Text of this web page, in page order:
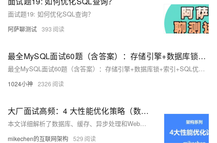
面试题19: 如何优化SQL查询？
阿萨聊测试 393
最全MySQL面试60题（含答案）：存储引擎+数据库锁+索引+SQL优化等
最全MySQL面试60题（含答案）：存储引擎+数据库锁+索引+SQL优化等
1024小神 2326
大厂面试高频：4 大性能优化策略（数据库、SQL、JVM等）
本文详细解析了数据库、缓存、异步处理和Web性能优化四大策略，系统性能优化必知必备，大厂面试高频。关注【mikechen的互联网架构】，10年+BAT架构经验倾囊相授。
mikechen的互联网架构 529